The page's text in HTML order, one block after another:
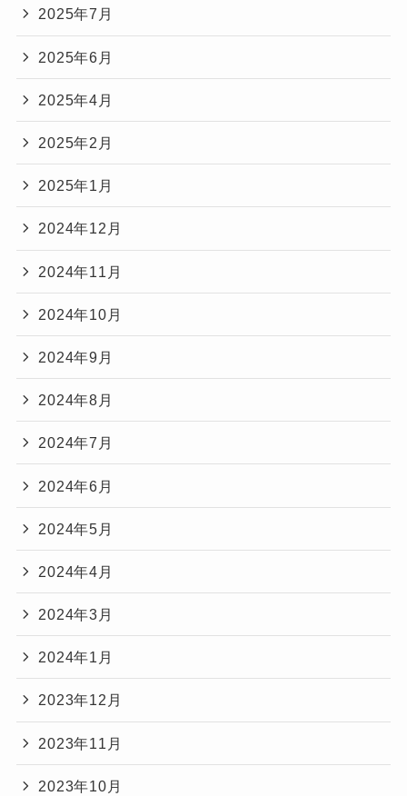
2025年7月
2025年6月
2025年4月
2025年2月
2025年1月
2024年12月
2024年11月
2024年10月
2024年9月
2024年8月
2024年7月
2024年6月
2024年5月
2024年4月
2024年3月
2024年1月
2023年12月
2023年11月
2023年10月